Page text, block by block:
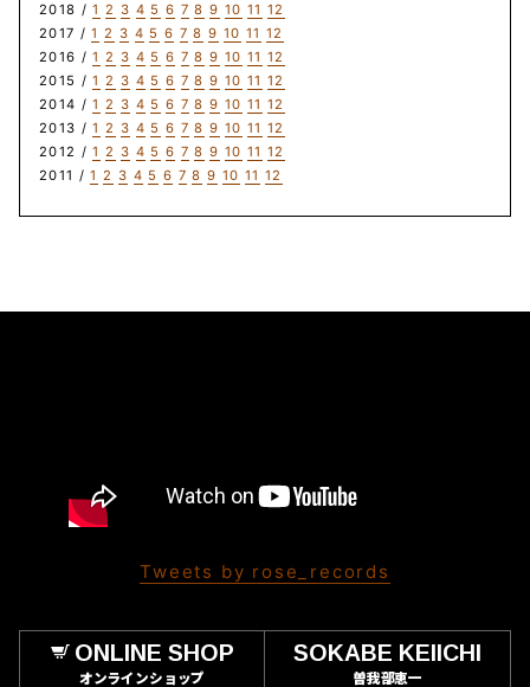
2018 /1 2 3 4 5 6 7 8 9 10 11 12
2017 /1 2 3 4 5 6 7 8 9 10 11 12
2016 /1 2 3 4 5 6 7 8 9 10 11 12
2015 /1 2 3 4 5 6 7 8 9 10 11 12
2014 /1 2 3 4 5 6 7 8 9 10 11 12
2013 /1 2 3 4 5 6 7 8 9 10 11 12
2012 /1 2 3 4 5 6 7 8 9 10 11 12
2011 /1 2 3 4 5 6 7 8 9 10 11 12
Tweets by rose_records
ONLINE SHOP
オンラインショップ
SOKABE KEIICHI
曽我部恵一